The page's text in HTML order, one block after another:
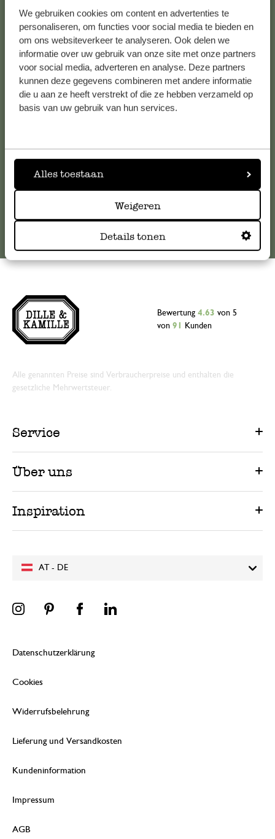
We gebruiken cookies om content en advertenties te
personaliseren, om functies voor social media te bieden en
om ons websiteverkeer te analyseren. Ook delen we
informatie over uw gebruik van onze site met onze partners
voor social media, adverteren en analyse. Deze partners
kunnen deze gegevens combineren met andere informatie
die u aan ze heeft verstrekt of die ze hebben verzameld op
basis van uw gebruik van hun services.
Alles toestaan
Weigeren
Details tonen
Kundenservice/Hilfe
Falls Sie Fragen haben oder Tipps und Hilfe brauchen, wenden
Sie sich bitte an unseren Kundenservice. Oder lesen Sie hier
kundenservice@dille-kamille.at
Online-Kundenservice
AT - DE
Bewertung 4.63 von 5
von 91 Kunden
Alle genannten Preise sind Verbraucherpreise und enthalten die
gesetzliche Mehrwertsteuer.
Service
Über uns
Inspiration
Datenschutzerklärung
Cookies
Widerrufsbelehrung
Lieferung und Versandkosten
Kundeninformation
Impressum
AGB